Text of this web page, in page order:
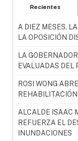
Recientes
A DIEZ MESES,
LA OPOSICIÓN
LA
EVALUADAS DEL
ROSI WONG
ALCALDE ISAAC
REFUERZA EL
INUNDACIONES